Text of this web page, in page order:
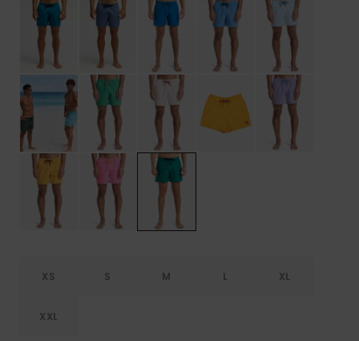
XS S M L XL
XXL